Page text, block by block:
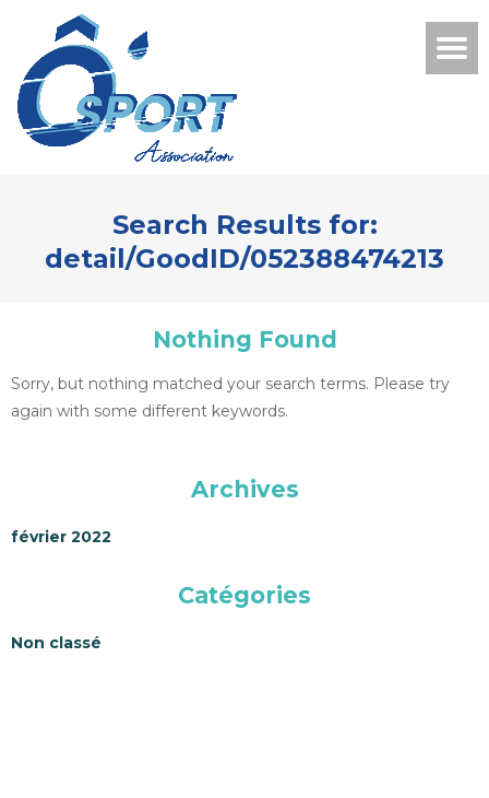
Search Results for:
detail/GoodID/052388474213
Nothing Found
Sorry, but nothing matched your search terms. Please try
again with some different keywords.
Archives
février 2022
Catégories
Non classé